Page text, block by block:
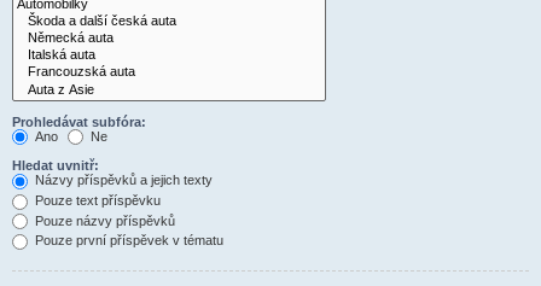
Prohledávat subfóra:
Ano
Ne
Hledat uvnitř:
Názvy příspěvků a jejich texty
Pouze text příspěvku
Pouze názvy příspěvků
Pouze první příspěvek v tématu